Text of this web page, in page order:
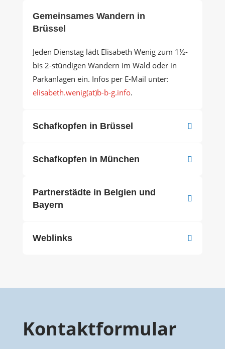
Gemeinsames Wandern in
Brüssel
Jeden Dienstag lädt Elisabeth Wenig zum 1½-
bis 2-stündigen Wandern im Wald oder in
Parkanlagen ein. Infos per E-Mail unter:
elisabeth.wenig(at)b-b-g.info.
Schafkopfen in Brüssel
Schafkopfen in München
Partnerstädte in Belgien und
Bayern
Weblinks
Kontaktformular